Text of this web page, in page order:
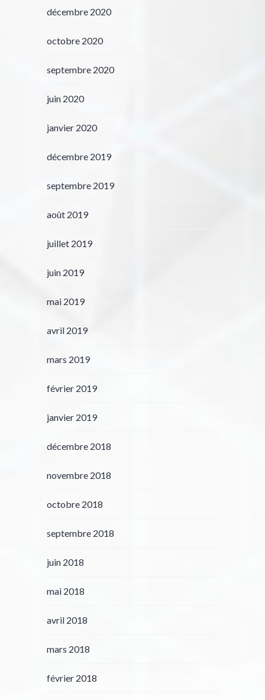
décembre 2020
octobre 2020
septembre 2020
juin 2020
janvier 2020
décembre 2019
septembre 2019
août 2019
juillet 2019
juin 2019
mai 2019
avril 2019
mars 2019
février 2019
janvier 2019
décembre 2018
novembre 2018
octobre 2018
septembre 2018
juin 2018
mai 2018
avril 2018
mars 2018
février 2018